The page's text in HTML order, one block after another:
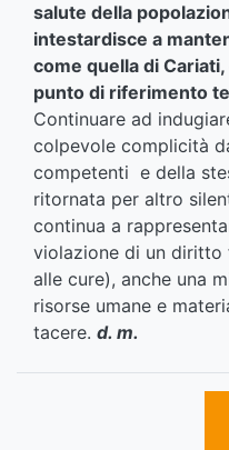
salute della
intestardisce a
come quella di
punto di riferimento
Continuare ad
colpevole complicità
competenti e della
ritornata per altro
continua a
violazione di un diritto
alle cure), anche una
risorse umane e
tacere. d. m.